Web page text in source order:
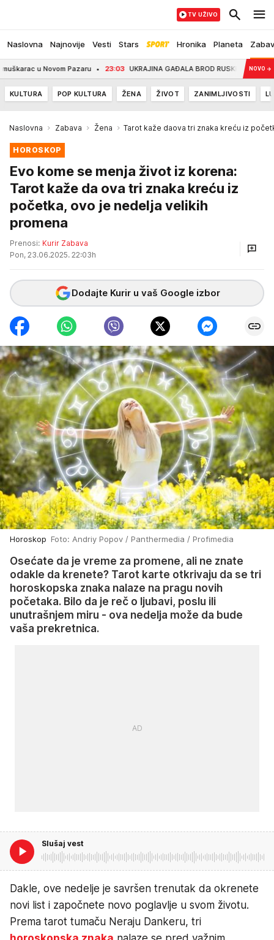
Naslovna Najnovije Vesti Stars Hronika Planeta
TV UŽIVO
Novom Pazaru 23:03 UKRAJINA GAĐALA BROD RUSKE "FLOTE U NOVO →
KULTURA POP KULTURA ŽENA ŽIVOT ZANIMLJIVOSTI
Naslovna Zabava Žena Tarot kaže daova tri znaka kreću iz
HOROSKOP
Evo kome se menja život iz korena:
Tarot kaže da ova tri znaka kreću iz
početka, ovo je nedelja velikih
promena
Prenosi: Kurir Zabava
Pon, 23.06.2025. 22:03h
Dodajte Kurir u vaš Google izbor
Horoskop Foto: Andriy Popov / Panthermedia / Profimedia
Osećate da je vreme za promene, ali ne znate
odakle da krenete? Tarot karte otkrivaju da se tri
horoskopska znaka nalaze na pragu novih
početaka. Bilo da je reč o ljubavi, poslu ili
unutrašnjem miru - ova nedelja može da bude
vaša prekretnica.
Slušaj vest
Dakle, ove nedelje je savršen trenutak da okrenete
novi list i započnete novo poglavlje u svom životu.
Prema tarot tumaču Neraju Dankeru, tri